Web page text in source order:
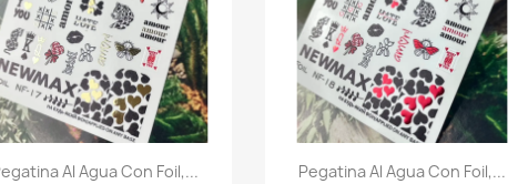
Vista rápida
Al Agua Con Foil,... Vista rápida
Pegatina Al Agua Con Foil,...